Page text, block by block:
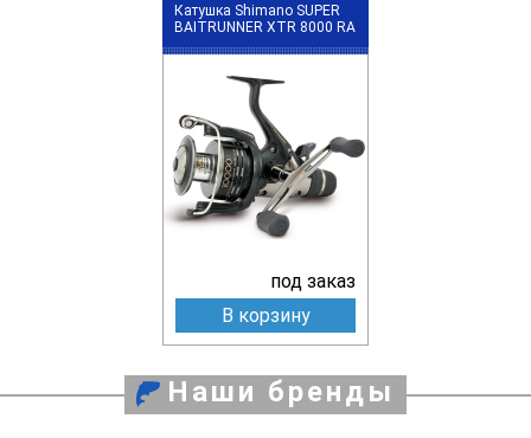
Катушка Shimano SUPER
BAITRUNNER XTR 8000 RA
под заказ
В корзину
Наши бренды